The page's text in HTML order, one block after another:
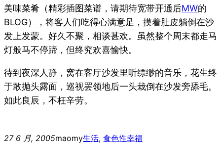
美味菜肴（精彩插图菜谱，请期待宽带开通后MW的
BLOG），将客人们吃得心满意足，摸着肚皮躺倒在沙
发上发蒙。好久不聚，相谈甚欢。虽然整个周末都走马
灯般马不停蹄，但终究欢喜愉快。
待到夜深人静，窝在客厅沙发里听缥缈的音乐，花生终
于敢抛头露面，巡视罢领地后一头栽倒在沙发旁舔毛。
如此良辰，不枉辛劳。
27 6 月, 2005maomy生活, 食色性幸福